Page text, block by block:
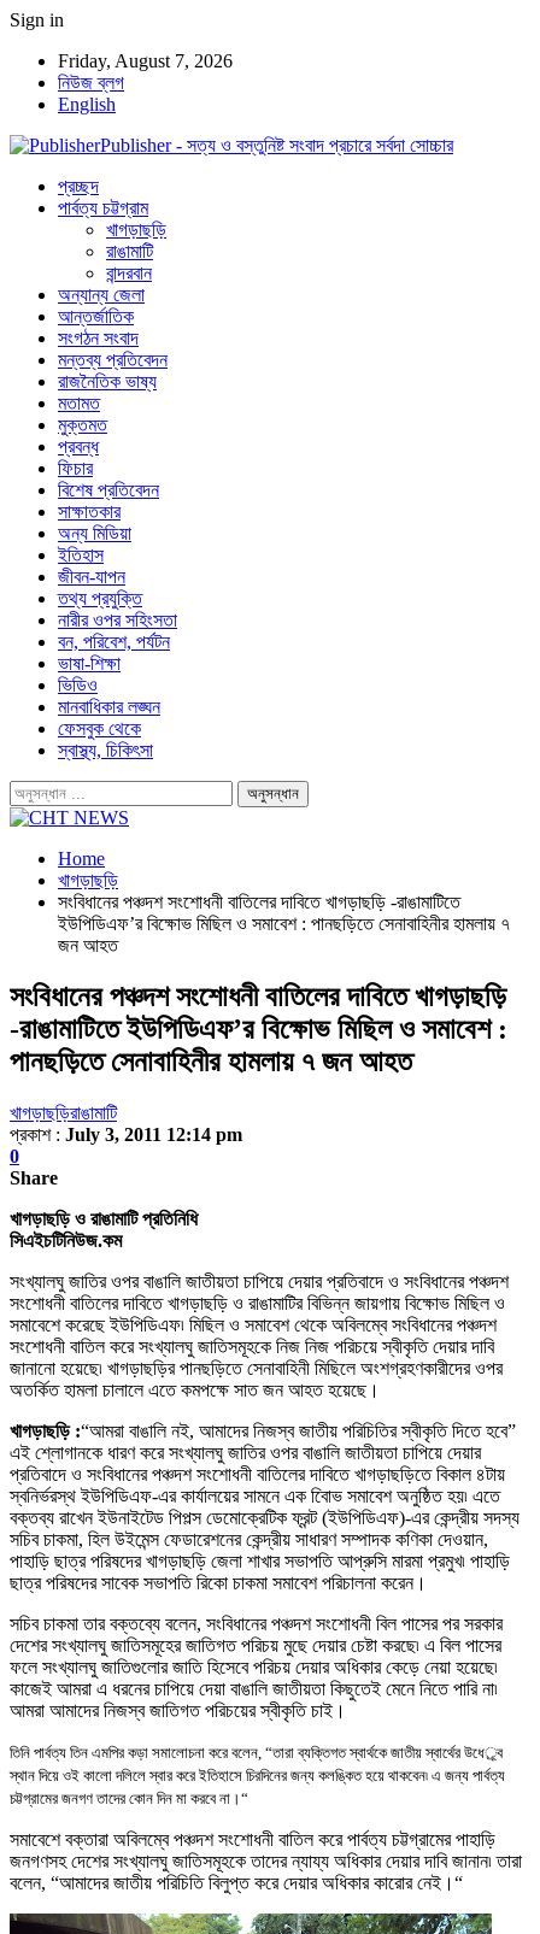
Sign in
Friday, August 7, 2026
নিউজ ব্লগ
English
Publisher - সত্য ও বস্তুনিষ্ট সংবাদ প্রচারে সর্বদা সোচ্চার
প্রচ্ছদ
পার্বত্য চট্টগ্রাম
খাগড়াছড়ি
রাঙামাটি
বান্দরবান
অন্যান্য জেলা
আন্তর্জাতিক
সংগঠন সংবাদ
মন্তব্য প্রতিবেদন
রাজনৈতিক ভাষ্য
মতামত
মুক্তমত
প্রবন্ধ
ফিচার
বিশেষ প্রতিবেদন
সাক্ষাতকার
অন্য মিডিয়া
ইতিহাস
জীবন-যাপন
তথ্য প্রযুক্তি
নারীর ওপর সহিংসতা
বন, পরিবেশ, পর্যটন
ভাষা-শিক্ষা
ভিডিও
মানবাধিকার লঙ্ঘন
ফেসবুক থেকে
স্বাস্থ্য, চিকিৎসা
Home
খাগড়াছড়ি
সংবিধানের পঞ্চদশ সংশোধনী বাতিলের দাবিতে খাগড়াছড়ি -রাঙামাটিতে
ইউপিডিএফ’র বিক্ষোভ মিছিল ও সমাবেশ : পানছড়িতে সেনাবাহিনীর হামলায় ৭
জন আহত
সংবিধানের পঞ্চদশ সংশোধনী বাতিলের দাবিতে খাগড়াছড়ি
-রাঙামাটিতে ইউপিডিএফ’র বিক্ষোভ মিছিল ও সমাবেশ :
পানছড়িতে সেনাবাহিনীর হামলায় ৭ জন আহত
খাগড়াছড়িরাঙামাটি
প্রকাশ : July 3, 2011 12:14 pm
0
Share
খাগড়াছড়ি ও রাঙামাটি প্রতিনিধি
সিএইচটিনিউজ.কম
সংখ্যালঘু জাতির ওপর বাঙালি জাতীয়তা চাপিয়ে দেয়ার প্রতিবাদে ও সংবিধানের পঞ্চদশ
সংশোধনী বাতিলের দাবিতে খাগড়াছড়ি ও রাঙামাটির বিভিন্ন জায়গায় বিক্ষোভ মিছিল ও
সমাবেশে করেছে ইউপিডিএফ৷ মিছিল ও সমাবেশ থেকে অবিলম্বে সংবিধানের পঞ্চদশ
সংশোধনী বাতিল করে সংখ্যালঘু জাতিসমূহকে নিজ নিজ পরিচয়ে স্বীকৃতি দেয়ার দাবি
জানানো হয়েছে৷ খাগড়াছড়ির পানছড়িতে সেনাবাহিনী মিছিলে অংশগ্রহণকারীদের ওপর
অতর্কিত হামলা চালালে এতে কমপক্ষেসাত জন আহত হয়েছে।
খাগড়াছড়ি:“আমরা বাঙালি নই, আমাদের নিজস্ব জাতীয় পরিচিতির স্বীকৃতি দিতে হবে”
এই শ্লোগানকে ধারণ করে সংখ্যালঘু জাতির ওপর বাঙালি জাতীয়তা চাপিয়ে দেয়ার
প্রতিবাদে ও সংবিধানের পঞ্চদশ সংশোধনী বাতিলের দাবিতে খাগড়াছড়িতে বিকাল ৪টায়
স্বনির্ভরস্থ ইউপিডিএফ-এর কার্যালয়ের সামনে এক বিােভ সমাবেশ অনুষ্ঠিত হয়৷ এতে
বক্তব্য রাখেন ইউনাইটেড পিপল্স ডেমোক্রেটিক ফ্রন্ট (ইউপিডিএফ)-এর কেন্দ্রীয় সদস্য
সচিব চাকমা, হিল উইমেন্স ফেডারেশনের কেন্দ্রীয় সাধারণ সম্পাদক কণিকা দেওয়ান,
পাহাড়ি ছাত্র পরিষদের খাগড়াছড়ি জেলা শাখার সভাপতি আপ্রুসি মারমা প্রমুখ৷ পাহাড়ি
ছাত্র পরিষদের সাবেক সভাপতি রিকো চাকমা সমাবেশ পরিচালনা করেন।
সচিব চাকমা তার বক্তব্যে বলেন, সংবিধানের পঞ্চদশ সংশোধনী বিল পাসের পর সরকার
দেশের সংখ্যালঘু জাতিসমূহের জাতিগত পরিচয় মুছে দেয়ার চেষ্টা করছে৷ এ বিল পাসের
ফলে সংখ্যালঘু জাতিগুলোর জাতি হিসেবে পরিচয় দেয়ার অধিকার কেড়ে নেয়া হয়েছে৷
কাজেই আমরা এ ধরনের চাপিয়ে দেয়া বাঙালি জাতীয়তা কিছুতেই মেনে নিতে পারি না৷
আমরা আমাদের নিজস্ব জাতিগত পরিচয়ের স্বীকৃতি চাই ।
তিনি পার্বত্য তিন এমপির কড়া সমালোচনা করে বলেন , “তারা ব্যক্তিগত স্বার্থকে জাতীয় স্বার্থের উধের্্ব
স্থান দিয়ে ওই কালো দলিলে স্বার করে ইতিহাসে চিরদিনের জন্য কলঙ্কিত হয়ে থাকবেন৷ এ জন্য পার্বত্য
চট্টগ্রামের জনগণ তাদের কোন দিন মা করবে না । “
সমাবেশে বক্তারা অবিলম্বে পঞ্চদশ সংশোধনী বাতিল করে পার্বত্য চট্টগ্রামের পাহাড়ি
জনগণসহ দেশের সংখ্যালঘু জাতিসমূহকে তাদের ন্যায্য অধিকার দেয়ার দাবি জানান৷ তারা
বলেন, “আমাদের জাতীয় পরিচিতি বিলুপ্ত করে দেয়ার অধিকার কারোর নেই । “